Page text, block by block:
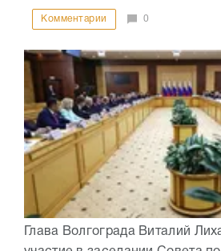
Комментарии 0
Глава Волгограда Виталий